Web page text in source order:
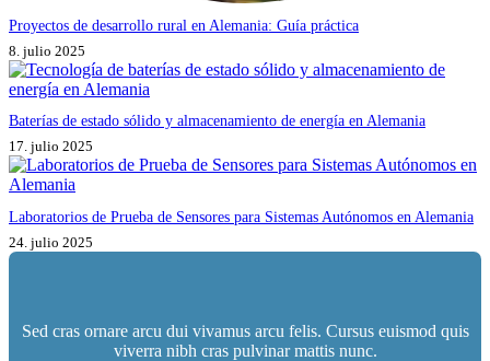
Proyectos de desarrollo rural en Alemania: Guía práctica
8. julio 2025
Baterías de estado sólido y almacenamiento de energía en Alemania
17. julio 2025
Laboratorios de Prueba de Sensores para Sistemas Autónomos en Alemania
24. julio 2025
Sed cras ornare arcu dui vivamus arcu felis. Cursus euismod quis
viverra nibh cras pulvinar mattis nunc.